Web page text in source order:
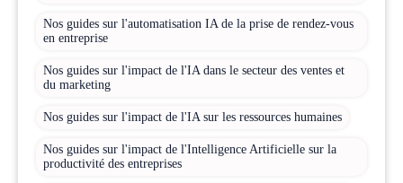
Nos guides sur l'automatisation IA de la prise de rendez-vous
en entreprise
Nos guides sur l'impact de l'IA dans le secteur des ventes et
du marketing
Nos guides sur l'impact de l'IA sur les ressources humaines
Nos guides sur l'impact de l'Intelligence Artificielle sur la
productivité des entreprises